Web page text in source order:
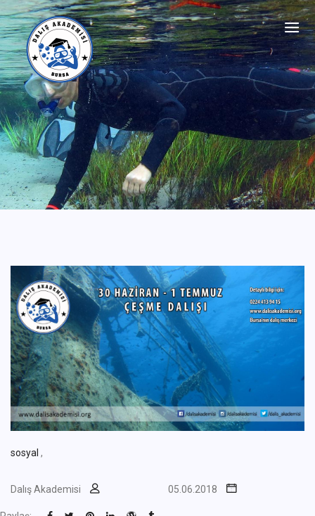
sosyal ,
Dalış Akademisi 05.06.2018